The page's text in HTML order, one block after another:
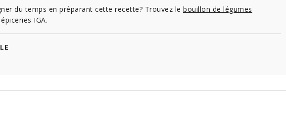
du temps en préparant cette recette? Trouvez le bouillon de légumes
IGA.